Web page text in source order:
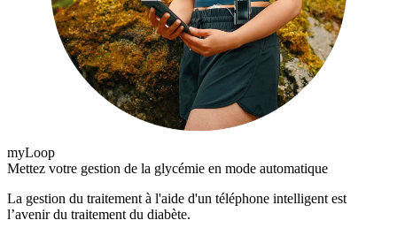
myLoop
Mettez votre gestion de la glycémie en mode automatique
La gestion du traitement à l'aide d'un téléphone intelligent est
l’avenir du traitement du diabète.